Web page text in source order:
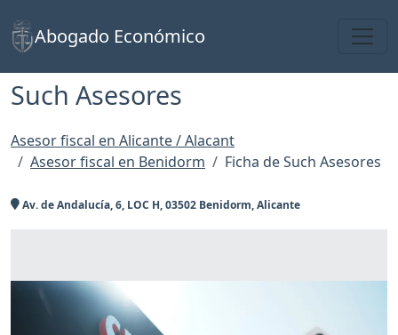
Abogado Económico
Such Asesores
Asesor fiscal en Alicante / Alacant
Asesor fiscal en Benidorm
Ficha de Such Asesores
Av. de Andalucía, 6, LOC H, 03502 Benidorm, Alicante